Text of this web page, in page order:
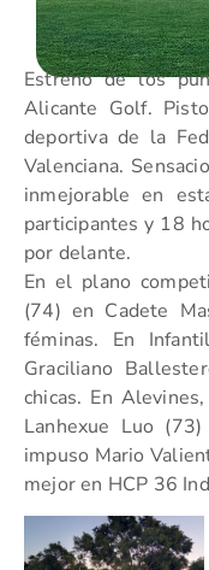
Estreno de los
Alicante Golf.
deportiva de la
Valenciana.
inmejorable en
participantes y 18
por delante.
En el plano
(74) en Cadete
féminas. En
Graciliano
chicas. En
Lanhexue Luo
impuso Mario
mejor en HCP 36